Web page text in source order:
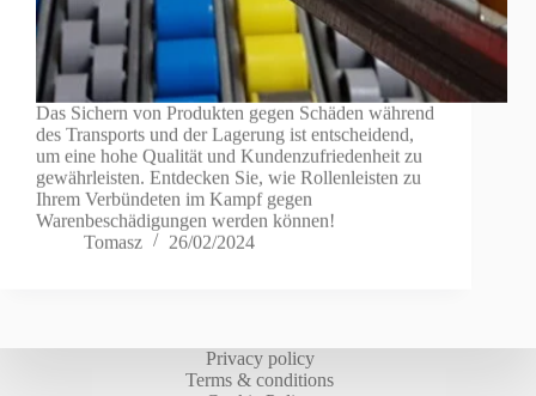
Das Sichern von Produkten gegen Schäden während
des Transports und der Lagerung ist entscheidend,
um eine hohe Qualität und Kundenzufriedenheit zu
gewährleisten. Entdecken Sie, wie Rollenleisten zu
Ihrem Verbündeten im Kampf gegen
Warenbeschädigungen werden können!
Tomasz
26/02/2024
Privacy policy
Terms & conditions